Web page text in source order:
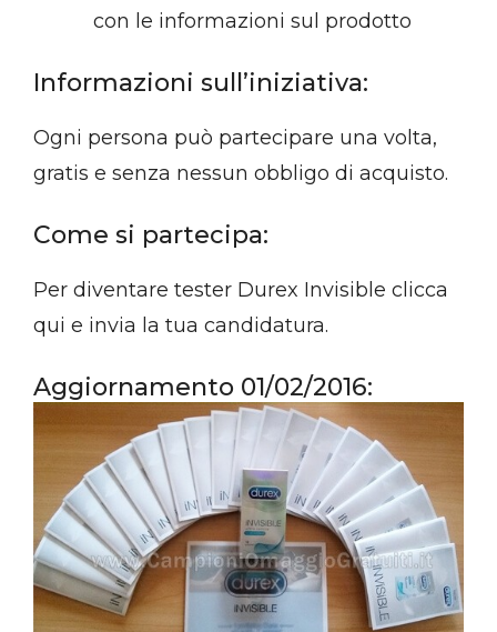
con le informazioni sul prodotto
Informazioni sull’iniziativa:
Ogni persona può partecipare una volta,
gratis e senza nessun obbligo di acquisto.
Come si partecipa:
Per diventare tester Durex Invisible clicca
qui e invia la tua candidatura.
Aggiornamento 01/02/2016: